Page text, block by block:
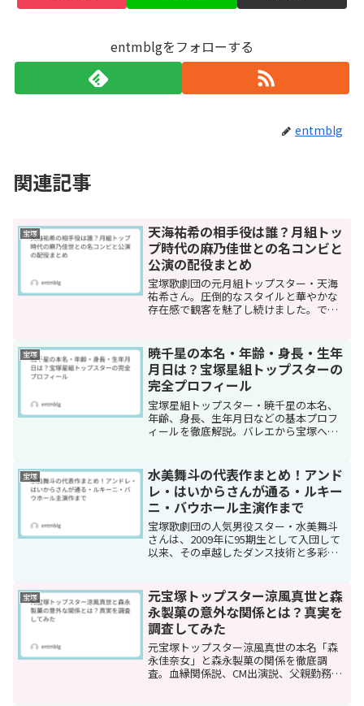
entmblgをフォローする
entmblg
関連記事
宝塚
天海祐希の相手役は誰？月組トッ
プ時代の麻乃佳世との名コンビと
公演の配役まとめ
宝塚歌劇団の元月組トップスター・天海
祐希さん。圧倒的なスタイルと華やかな
存在感で観客を魅了し続けました。で
か。結論から言えば、1993年から1995年
のトップ在任中、相手役...
宝塚
暁千星の本名・年齢・身長・生年
月日は？宝塚星組トップスターの
完全プロフィール
宝塚星組トップスター・暁千星の本名、
年齢、身長、生年月日などの基本プロフ
ィールを徹底解説。バレエから宝塚への
宝塚
水美舞斗の代表作まとめ！アンド
レ・はいからさんが通る・ルキー
ニ・バウホール主演作まで
宝塚歌劇団の人気男役スター・水美舞斗
さんは、2009年に95期生として入団して
以来、その卓越したダンス技術と多彩な
年に専科へ異動、そして2025年4月には宙
組への組...
宝塚
元宝塚トップスター涼風真世と森
永製菓の意外な関係とは？真実を
調査してみた
元宝塚トップスター涼風真世の本名「森
永佳奈女」と森永製菓の関係を徹底調
査。血縁関係説、CM出演説、父親勤務説